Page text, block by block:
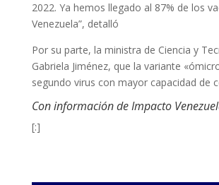
2022. Ya hemos llegado al 87% de los
Venezuela”, detalló
Por su parte, la ministra de Ciencia y
Gabriela Jiménez, que la variante
segundo virus con mayor capacidad de
Con información de Impacto
[:]